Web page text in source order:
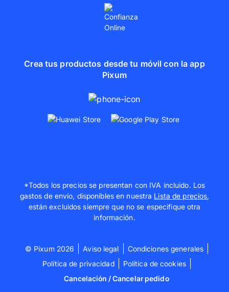
Crea tus productos desde tu móvil con la app
Pixum
*Todos los precios se presentan con IVA incluido. Los
gastos de envío, disponibles en nuestra Lista de precios,
están excluidos siempre que no se especifique otra
información.
© Pixum 2026 Aviso legal
Condiciones generales
Política de privacidad
Política de cookies
Cancelación / Cancelar pedido